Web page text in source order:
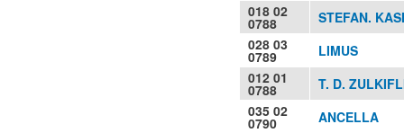
018 02
0788
STEFAN.
028 03
0789
LIMUS
012 01
0788
T. D.
035 02
0790
ANCELLA